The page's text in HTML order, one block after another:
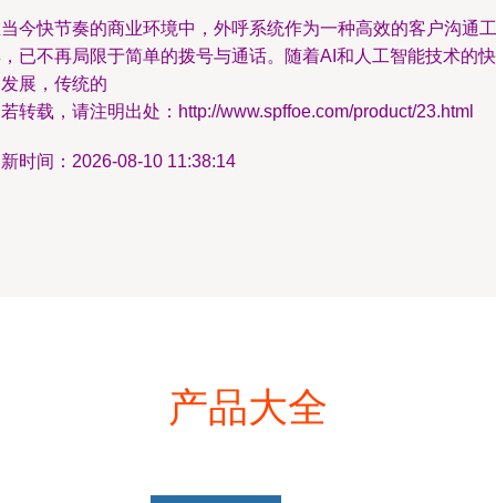
今快节奏的商业环境中，外呼系统作为一种高效的客户沟通工
已不再局限于简单的拨号与通话。随着AI和人工智能技术的快
展，传统的
转载，请注明出处：http://www.spffoe.com/product/23.html
时间：2026-08-10 11:38:14
产品大全